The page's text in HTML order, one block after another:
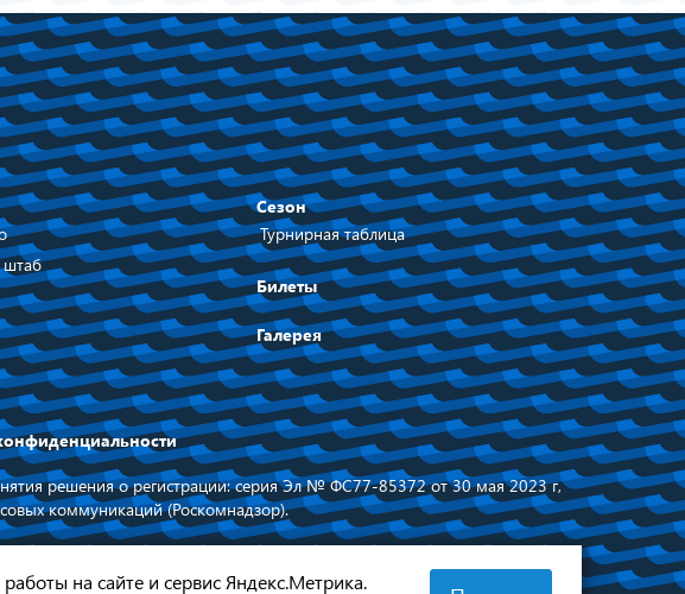
штаб
Сезон
Турнирная таблица
Билеты
Галерея
решения о регистрации: серия Эл № ФС77-85372 от 30 мая 2023 г,
коммуникаций (Роскомнадзор).
Калининградской области
на сайте и сервис Яндекс.Метрика.